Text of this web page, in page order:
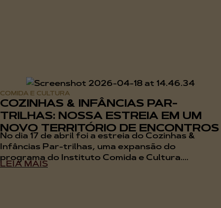
COMIDA E CULTURA
COZINHAS & INFÂNCIAS PAR-
TRILHAS: NOSSA ESTREIA EM UM
NOVO TERRITÓRIO DE ENCONTROS
No dia 17 de abril foi a estreia do Cozinhas &
Infâncias Par-trilhas, uma expansão do
programa do Instituto Comida e Cultura....
LEIA MAIS